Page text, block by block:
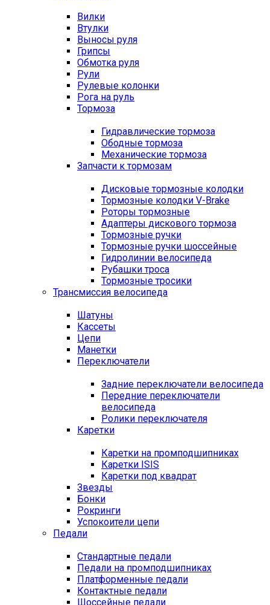
Вилки
Втулки
Выносы руля
Грипсы
Обмотка руля
Рули
Рулевые колонки
Рога на руль
Тормоза
Гидравлические тормоза
Ободные тормоза
Механические тормоза
Запчасти к тормозам
Дисковые тормозные колодки
Тормозные колодки V-Brake
Роторы тормозные
Адаптеры дискового тормоза
Тормозные ручки
Тормозные ручки шоссейные
Гидролинии велосипеда
Рубашки троса
Тормозные тросики
Трансмиссия велосипеда
Шатуны
Кассеты
Цепи
Манетки
Переключатели
Задние переключатели велосипеда
Передние переключатели
велосипеда
Ролики переключателя
Каретки
Каретки на промподшипниках
Каретки ISIS
Каретки под квадрат
Звезды
Бонки
Рокринги
Успокоители цепи
Педали
Стандартные педали
Педали на промподшипниках
Платформенные педали
Контактные педали
Шоссейные педали